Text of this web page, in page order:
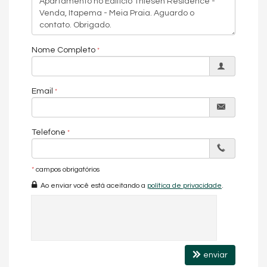
Piscina infantil
Playground
Playground
Praça de fogo
Quadra poliesportiva
Sala de jogos
Sala de massagem
Salão de festas
Vaga para carros elétricos
Características do Imóvel
Living
Sala
Nome Completo
Email
Telefone
* campos obrigatórios
Ao enviar você está aceitando a política de privacidade
enviar